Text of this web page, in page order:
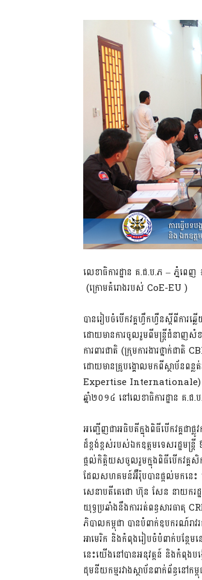
លេខា​ធិការ​ដ្ឋាន​ គ.ជ.ប.ភ – ភ្នំ​ពេញ​
(ក្រោម​គំ​រោង​របស់​ CoE-EU )
បាន​រៀប​ចំ​បើក​វគ្គ​ហ្វឹក​ហ្វឺន​ស្តី​ពី​ក
ដោយ​មាន​ការ​ចូល​រួម​ពី​មន្រ្តី​ជំនាញ​សំ​
ការ​ពារ​ជាតិ​ (ក្រុម​ការ​ងារ​ថ្នាក់​ជា
ដោយ​មាន​គ្រូ​បង្គោល​​មក​ពី​​ស្ថាប័ន​​ពន្
Expertise I​n​t​e​r​n​a​t​i​o​n​a​l​e​) ។ ដ
ឆ្នាំ២០១៤ នៅ​លេខា​ធិការ​ដ្ឋាន គ.ជ
អញ្ជើញ​ជា​អធិប​តី​ក្នុង​ពិធី​បើក​វគ្គ​ជា​ផ្លូ
ដ៏​ខ្ពង់​ខ្ពស់​របស់​ឯក​ឧត្តម​ទេស​រដ្ឋ​
ផ្តល់​​កិត្តិ​យស​​ចូល​រួម​ក្នុង​ពិធី​បើក​​វគ្គ​
ដែល​សហ​គមន៍​​អ៊ឺរ៉ុប​​បាន​​ផ្តល់​មក​​នេះ ។
សេនា​បតី​តេជោ​ ហ៊ុន សែន នាយក​រដ្ឋ​
យុទ្ធ​​ប្រ​ឆាំង​នឹង​​ការ​រត់​ពន្ធ​​សារ​ធាតុ​
ភិបាល​កម្ពុជា បាន​បំពាក់​ឧប​ករណ៍​រា
អា​មេរិក​ និង​​កំពុង​​រៀប​ចំ​បំ​ពាក់​បន្ថ
នេះ​យើង​នៅ​បាន​អនុវត្តន៍ និង​​កំ​ពុង​​ប
ដុម​នីយ​កម្ម​រ​វាង​​ស្ថាប័ន​ពាក់​ព័ន្ធ​នៅ​